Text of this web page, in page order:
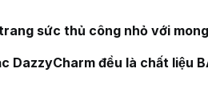
sức thủ công nhỏ với
DazzyCharm đều là chất liệu